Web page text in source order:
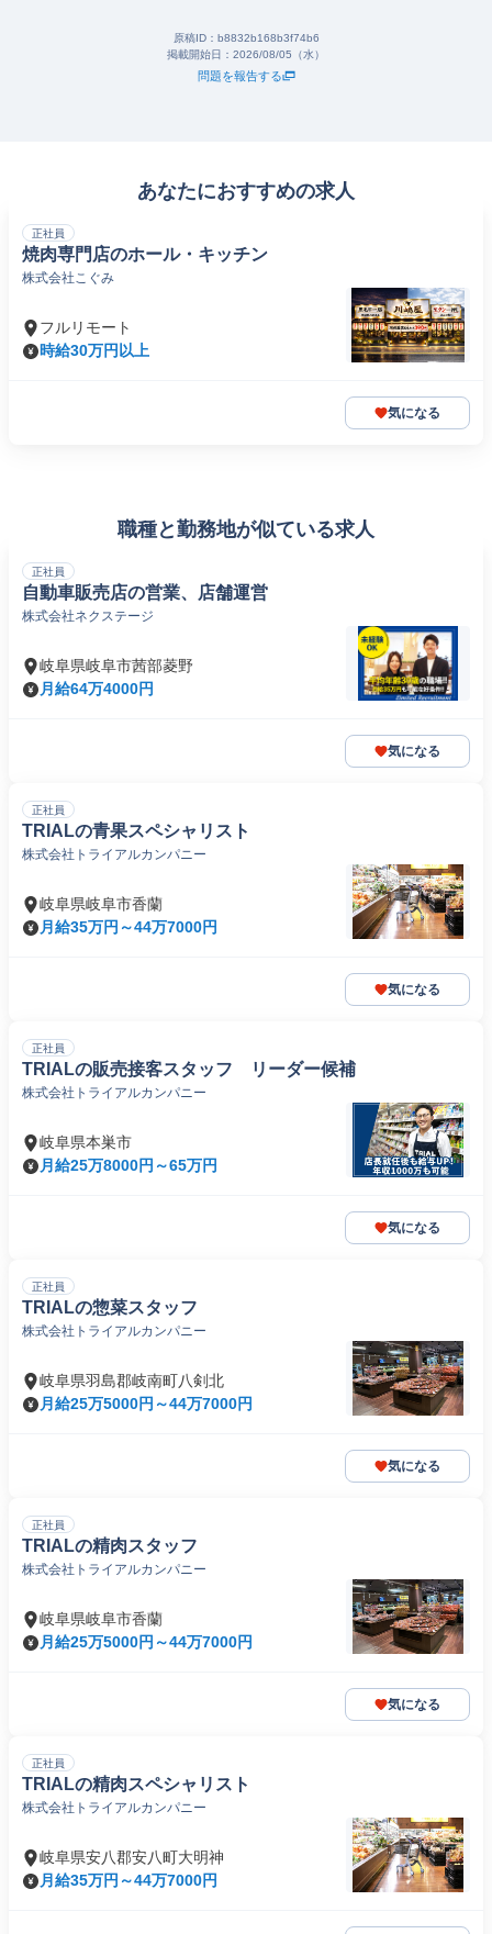
原稿ID： b8832b168b3f74b6
掲載開始日： 2026/08/05（水）
問題を報告する
あなたにおすすめの求人
正社員
焼肉専門店のホール・キッチン
株式会社こぐみ
フルリモート
時給30万円以上
気になる
職種と勤務地が似ている求人
正社員
自動車販売店の営業、店舗運営
株式会社ネクステージ
岐阜県岐阜市茜部菱野
月給64万4000円
気になる
正社員
TRIALの青果スペシャリスト
株式会社トライアルカンパニー
岐阜県岐阜市香蘭
月給35万円～44万7000円
気になる
正社員
TRIALの販売接客スタッフ リーダー候補
株式会社トライアルカンパニー
岐阜県本巣市
月給25万8000円～65万円
気になる
正社員
TRIALの惣菜スタッフ
株式会社トライアルカンパニー
岐阜県羽島郡岐南町八剣北
月給25万5000円～44万7000円
気になる
正社員
TRIALの精肉スタッフ
株式会社トライアルカンパニー
岐阜県岐阜市香蘭
月給25万5000円～44万7000円
気になる
正社員
TRIALの精肉スペシャリスト
株式会社トライアルカンパニー
岐阜県安八郡安八町大明神
月給35万円～44万7000円